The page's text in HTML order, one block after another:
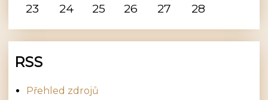
23
24 25 26 27 28
RSS
Přehled zdrojů